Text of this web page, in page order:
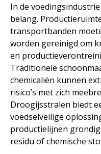
In de
belang.
transportbanden
worden gereinigd om
en
Traditionele
chemicaliën kunnen
risico’s met zich
Droogijsstralen biedt
voedselveilige
productielijnen
residu of chemische